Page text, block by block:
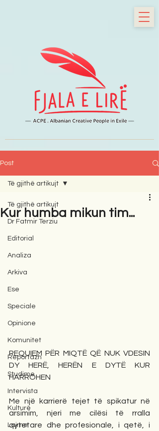
Post
Të gjithë artikujt
Dr Fatmir Terziu
Editorial
Analiza
Arkiva
Ese
Speciale
Opinione
Komunitet
Reportazh
Studime
Intervista
Kulturë
Lajme
Të gjithë artikujt
Kur humba mikun tim...
REQUIEM PËR MIQTË QË NUK VDESIN
DY HERË, HERËN E DYTË KUR
HARROHEN
Me një karrierë tejet të spikatur në
arsimim, njeri me cilësi të rralla
qytetare dhe profesionale, i qetë, i